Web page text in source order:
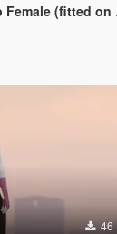
(fitted on Slut Body)
46